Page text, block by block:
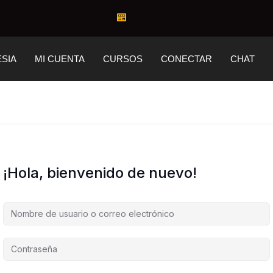
MI CUENTA CURSOS CONECTAR CHAT
¡Hola, bienvenido de nuevo!